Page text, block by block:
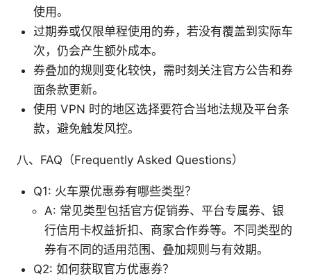
使用。
过期券或仅限单程使用的券，若没有覆盖到实际车
次，仍会产生额外成本。
券叠加的规则变化较快，需时刻关注官方公告和券
面条款更新。
使用 VPN 时的地区选择要符合当地法规及平台条
款，避免触发风控。
八、FAQ（Frequently Asked Questions）
Q1: 火车票优惠券有哪些类型？
A: 常见类型包括官方促销券、平台专属券、银
行信用卡权益折扣、商家合作券等。不同类型的
券有不同的适用范围、叠加规则与有效期。
Q2: 如何获取官方优惠券？